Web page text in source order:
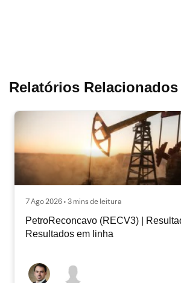
Relatórios Relacionados
7 Ago 2026 • 3 mins de leitura
PetroReconcavo (RECV3) |
Resultados em linha